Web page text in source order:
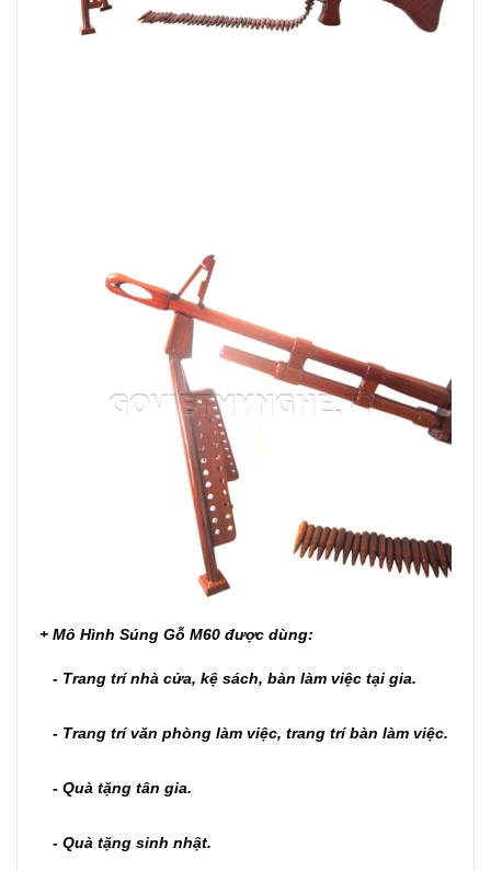
+ Mô Hình Súng Gỗ M60 được dùng:
- Trang trí nhà cửa, kệ sách, bàn làm việc tại gia.
- Trang trí văn phòng làm việc, trang trí bàn làm việc.
- Quà tặng tân gia.
- Quà tặng sinh nhật.